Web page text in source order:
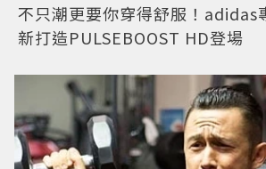
不只潮更要你穿得舒服！adidas
新打造PULSEBOOST HD登場